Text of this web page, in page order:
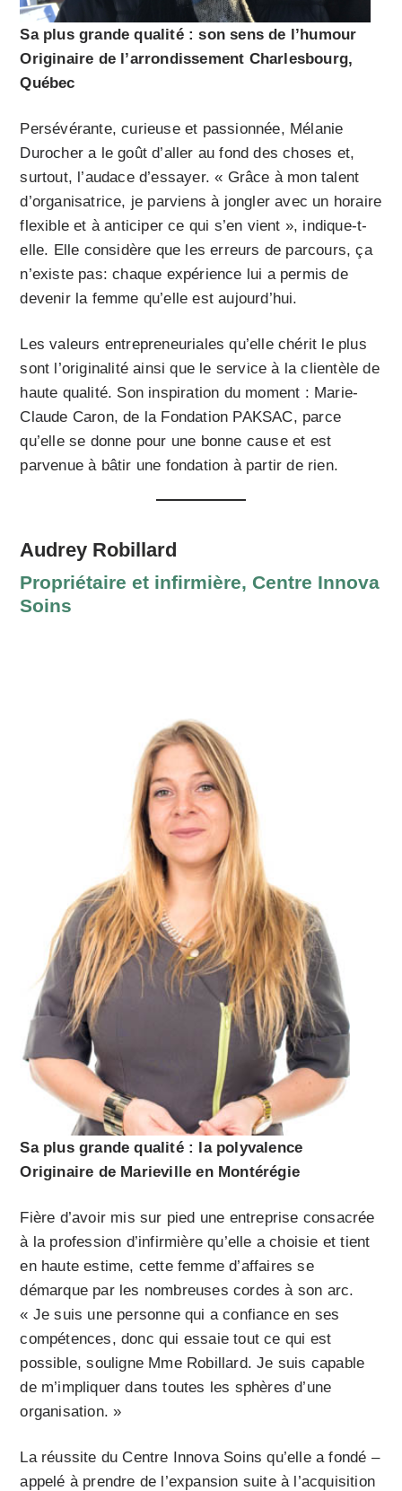
Sa plus grande qualité : son sens de l’humour
Originaire de l’arrondissement Charlesbourg,
Québec
Persévérante, curieuse et passionnée, Mélanie
Durocher a le goût d’aller au fond des choses et,
surtout, l’audace d’essayer. « Grâce à mon talent
d’organisatrice, je parviens à jongler avec un horaire
flexible et à anticiper ce qui s’en vient », indique-t-
elle. Elle considère que les erreurs de parcours, ça
n’existe pas: chaque expérience lui a permis de
devenir la femme qu’elle est aujourd’hui.
Les valeurs entrepreneuriales qu’elle chérit le plus
sont l’originalité ainsi que le service à la clientèle de
haute qualité. Son inspiration du moment : Marie-
Claude Caron, de la Fondation PAKSAC, parce
qu’elle se donne pour une bonne cause et est
parvenue à bâtir une fondation à partir de rien.
Audrey Robillard
Propriétaire et infirmière, Centre Innova
Soins
Sa plus grande qualité : la polyvalence
Originaire de Marieville en Montérégie
Fière d’avoir mis sur pied une entreprise consacrée
à la profession d’infirmière qu’elle a choisie et tient
en haute estime, cette femme d’affaires se
démarque par les nombreuses cordes à son arc.
« Je suis une personne qui a confiance en ses
compétences, donc qui essaie tout ce qui est
possible, souligne Mme Robillard. Je suis capable
de m’impliquer dans toutes les sphères d’une
organisation. »
La réussite du Centre Innova Soins qu’elle a fondé –
appelé à prendre de l’expansion suite à l’acquisition